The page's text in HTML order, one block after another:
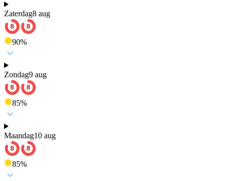
Zaterdag8 aug
90%
Zondag9 aug
85%
Maandag10 aug
85%